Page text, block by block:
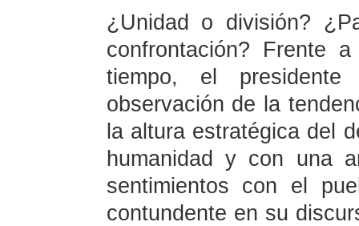
¿Unidad o división?
confrontación? Frente
tiempo, el
observación de la
la altura estratégica del
humanidad y con una
sentimientos con el
contundente en su